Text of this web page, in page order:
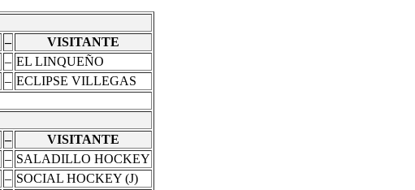
–
VISITANTE
– EL LINQUEÑO
– ECLIPSE VILLEGAS
–
VISITANTE
– SALADILLO HOCKEY
– SOCIAL HOCKEY (J)